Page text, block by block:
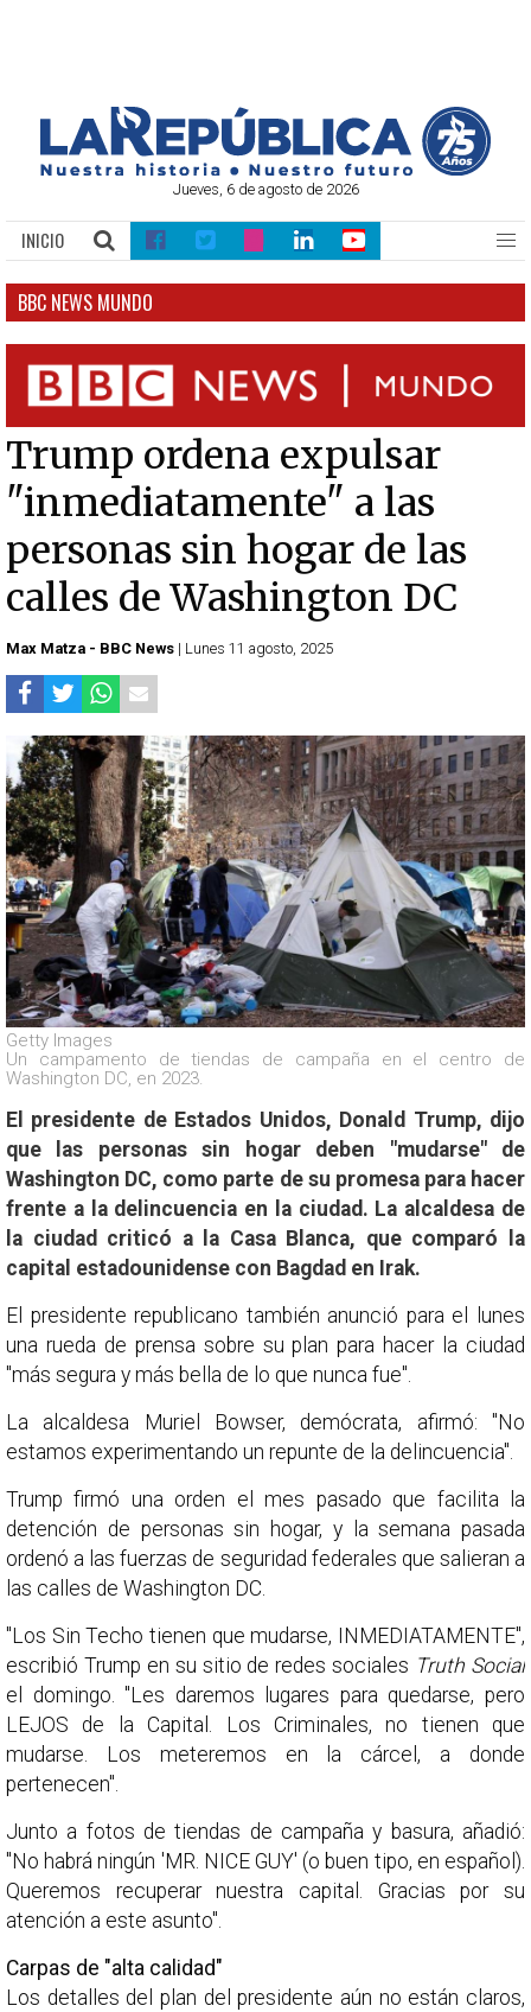
Jueves, 6 de agosto de 2026
INICIO
BBC NEWS MUNDO
Trump ordena expulsar
"inmediatamente" a las
personas sin hogar de las
calles de Washington DC
Max Matza - BBC News | Lunes 11 agosto, 2025
Getty Images
Un campamento de tiendas de campaña en el centro de
Washington DC, en 2023.
El presidente de Estados Unidos, Donald Trump, dijo
que las personas sin hogar deben "mudarse" de
Washington DC, como parte de su promesa para hacer
frente a la delincuencia en la ciudad. La alcaldesa de
la ciudad criticó a la Casa Blanca, que comparó la
capital estadounidense con Bagdad en Irak.
El presidente republicano también anunció para el lunes
una rueda de prensa sobre su plan para hacer la ciudad
"más segura y más bella de lo que nunca fue".
La alcaldesa Muriel Bowser, demócrata, afirmó: "No
estamos experimentando un repunte de la delincuencia".
Trump firmó una orden el mes pasado que facilita la
detención de personas sin hogar, y la semana pasada
ordenó a las fuerzas de seguridad federales que salieran a
las calles de Washington DC.
"Los Sin Techo tienen que mudarse, INMEDIATAMENTE",
escribió Trump en su sitio de redes sociales Truth Social
el domingo. "Les daremos lugares para quedarse, pero
LEJOS de la Capital. Los Criminales, no tienen que
mudarse. Los meteremos en la cárcel, a donde
pertenecen".
Junto a fotos de tiendas de campaña y basura, añadió:
"No habrá ningún 'MR. NICE GUY' (o buen tipo, en español).
Queremos recuperar nuestra capital. Gracias por su
atención a este asunto".
Carpas de "alta calidad"
Los detalles del plan del presidente aún no están claros,